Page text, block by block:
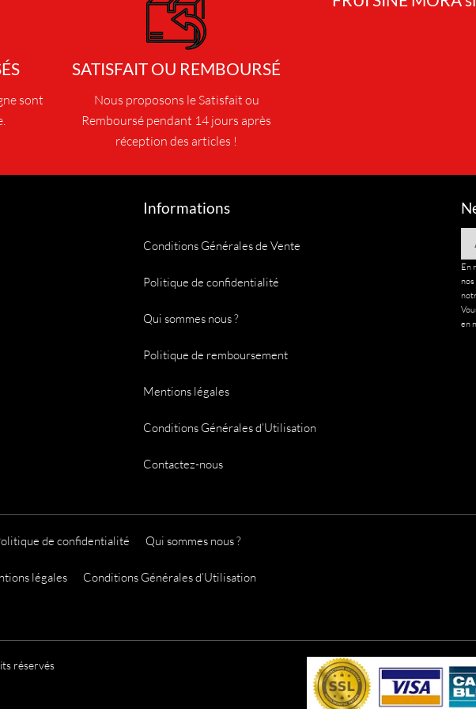
sont
SATISFAIT OU REMBOURSÉ
Nous proposons le Satisfait ou
Remboursé pendant 14 jours après
réception des articles !
Informations
Conditions Générales de Vente
Politique de confidentialité
Qui sommes nous ?
Politique de remboursement
Mentions légales
Conditions Générales d’Utilisation
Contactez-nous
En
en
de confidentialité Qui sommes nous ?
légales Conditions Générales d’Utilisation
réservés